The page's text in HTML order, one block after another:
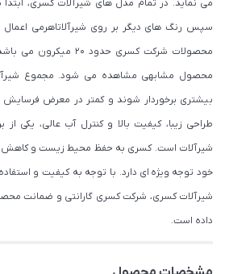
می نماید. در تمام مدل های شیرآلات کسری، ابتدا
سپس رنگ های دیگر بر روی شیرآلاتاهرمی اعمال
محصولات شرکت کسری حدود
محصول مشابهی مشاهده می شود. مجموع
بیشتری برخوردار شوند و کمتر در معرض فرسایش
طراحی زیبا، کیفیت بالا و کنترل آب عالی، یکی از
شیرآلات است. کسری به حفظ محیط زیست و
خود توجه ویژه ای دارد. با توجه به کیفیت و
داده است.